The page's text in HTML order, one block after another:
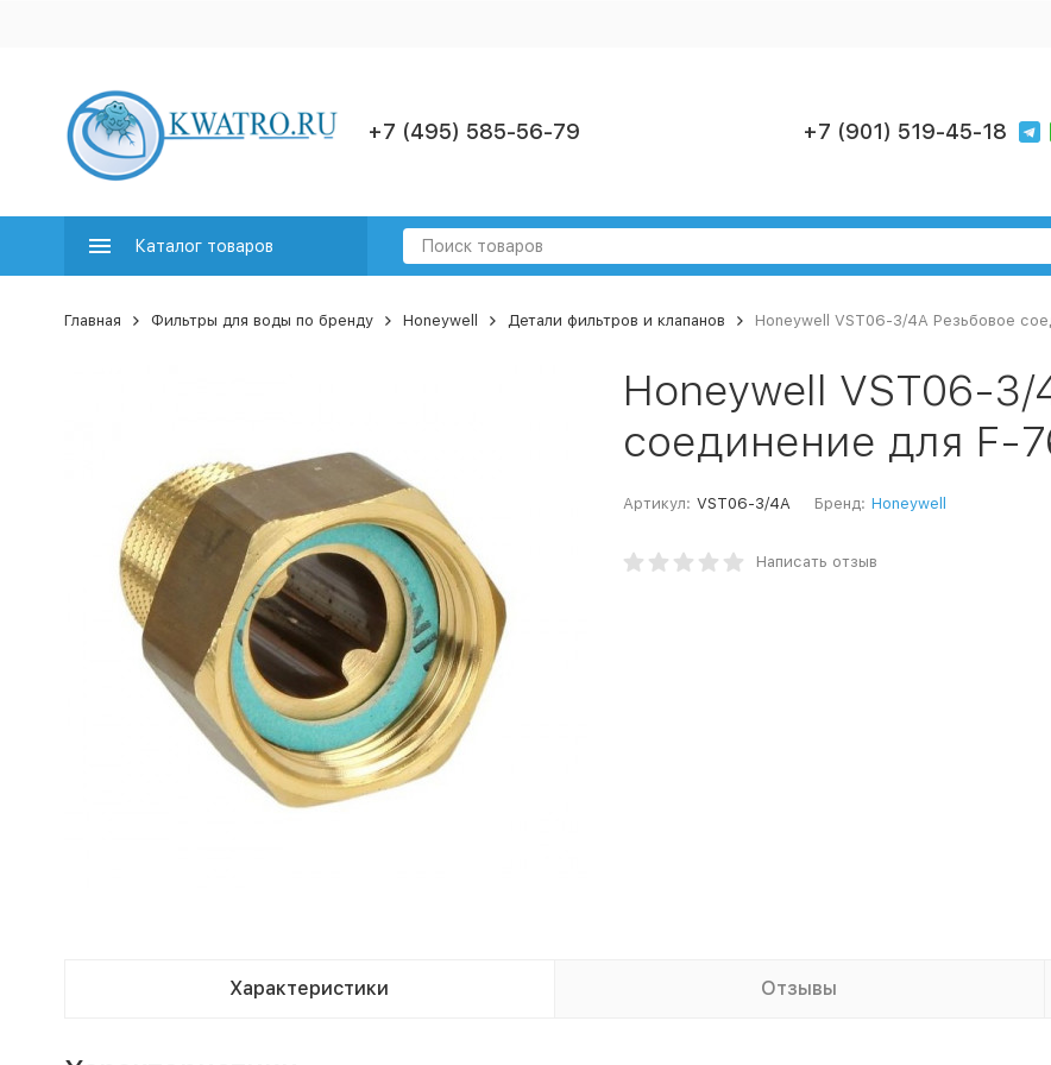
+7 (495) 585-56-79 +7 (901) 519-45-18
Каталог товаров
Главная Фильтры для воды по бренду Honeywell Детали фильтров и клапанов Honeywell VST06-3/4A Резьбовое
Honeywell VST06-3/
соединение для F-
Артикул: VST06-3/4A Бренд: Honeywell
Написать отзыв
Характеристики Отзывы